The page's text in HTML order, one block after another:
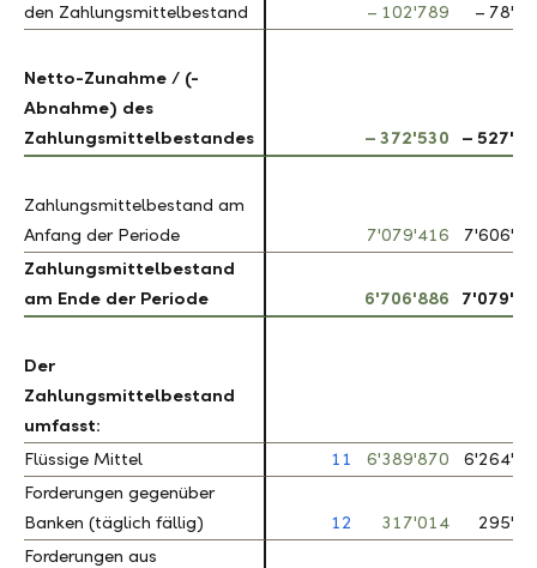
den Zahlungsmittelbestand
– 102'789 –
Netto-Zunahme / (-
Abnahme) des
Zahlungsmittelbestandes
– 372'530 –
Zahlungsmittelbestand am
Anfang der Periode
7'079'416
Zahlungsmittelbestand
am Ende der Periode
6'706'886
Der
Zahlungsmittelbestand
umfasst:
Flüssige Mittel
11 6'389'870
Forderungen gegenüber
Banken (täglich fällig)
12 317'014
Forderungen aus
den Zahlungsmittelbestand
Netto-Zunahme / (-
Abnahme) des
Zahlungsmittelbestandes
Zahlungsmittelbestand am
Anfang der Periode
Zahlungsmittelbestand
am Ende der Periode
Der
Zahlungsmittelbestand
umfasst:
Flüssige Mittel
Forderungen gegenüber
Banken (täglich fällig)
Forderungen aus